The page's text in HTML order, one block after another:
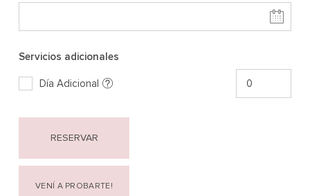
Servicios adicionales
Día Adicional
RESERVAR
VENÍ A PROBARTE!